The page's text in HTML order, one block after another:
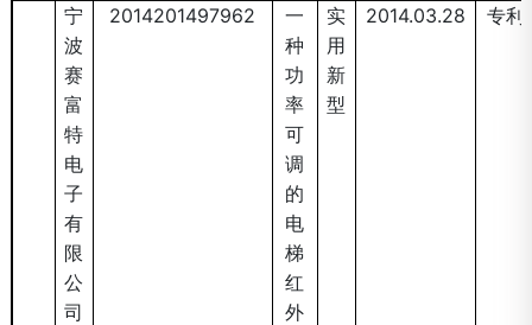
宁
波
赛
富
特
电
子
有
限
公
司
2014201497962
一
种
功
率
可
调
的
电
梯
红
外
实
用
新
型
2014.03.28 专利